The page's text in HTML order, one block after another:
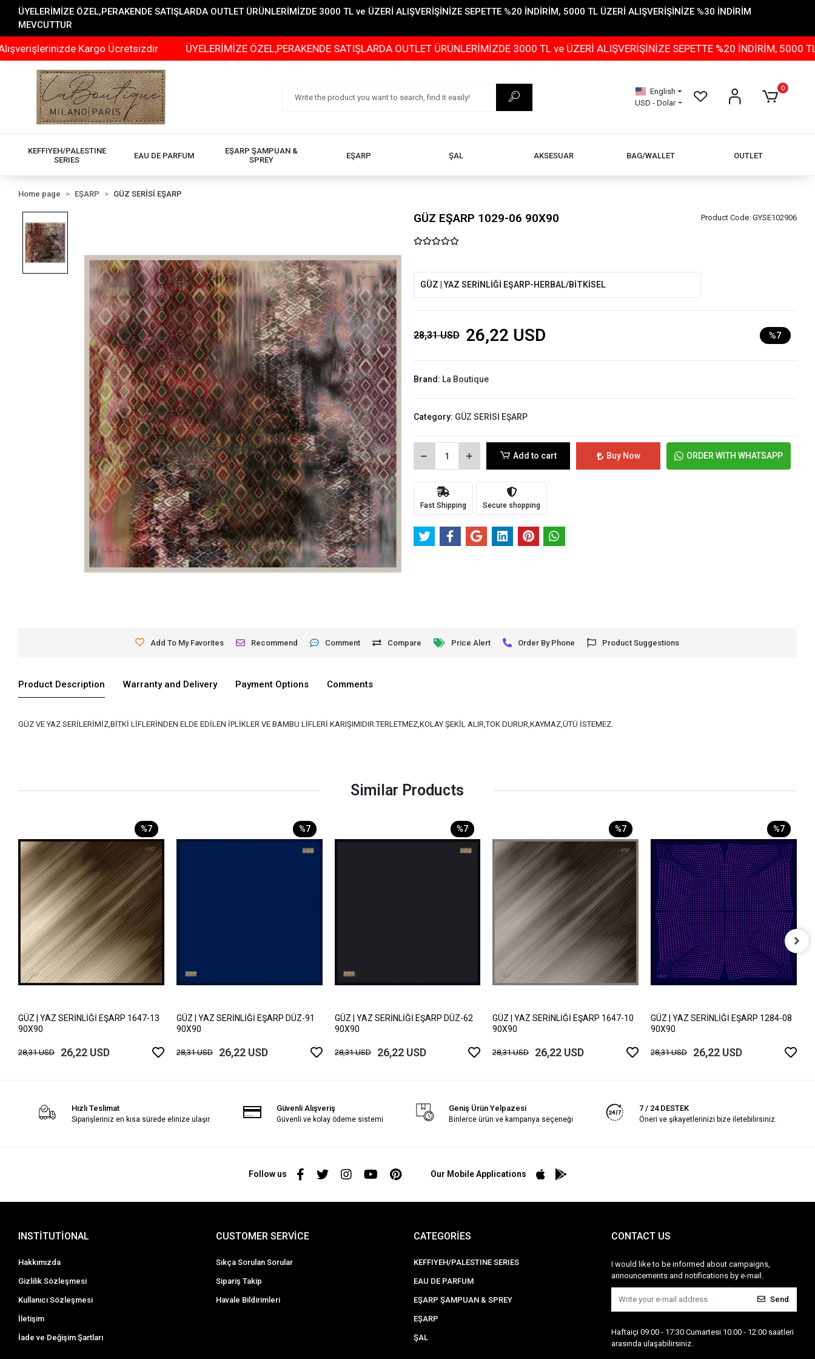
ÜYELERİMİZE ÖZEL,PERAKENDE SATIŞLARDA OUTLET ÜRÜNLERİMİZDE 3000 TL ve ÜZERİ ALIŞVERİŞİNİZE SEPETTE %20 İNDİRİM, 5000 TL ÜZERİ ALIŞVERİŞİNİZE %30 İNDİRİM
MEVCUTTUR
Kargo Ücretsizdir ÜYELERİMİZE ÖZEL,PERAKENDE SATIŞLARDA OUTLET ÜRÜNLERİMİZDE 3000 TL ve ÜZERİ ALIŞVERİŞİNİZE SEPETTE %20 İNDİRİM, 5000 TL
English
USD - Dolar
0
KEFFIYEH/PALESTINE
SERIES
EAU DE PARFUM
EŞARP ŞAMPUAN &
SPREY
EŞARP ŞAL AKSESUAR BAG/WALLET OUTLET
Home page EŞARP GÜZ SERİSİ EŞARP
GÜZ EŞARP 1029-06 90X90 Product Code: GYSE102906
GÜZ | YAZ SERİNLİĞİ EŞARP-HERBAL/BİTKİSEL
28,31 USD 26,22 USD %7
Brand: La Boutique
Category: GÜZ SERİSİ EŞARP
Add to cart Buy Now ORDER WITH WHATSAPP
Fast Shipping Secure shopping
Add To My Favorites Recommend Comment Compare Price Alert Order By Phone Product Suggestions
Product Description Warranty and Delivery Payment Options Comments
GÜZ VE YAZ SERİLERİMİZ,BİTKİ LİFLERİNDEN ELDE EDİLEN İPLİKLER VE BAMBU LİFLERİ KARIŞIMIDIR.TERLETMEZ,KOLAY ŞEKİL ALIR,TOK DURUR,KAYMAZ,ÜTÜ İSTEMEZ.
Similar Products
%7
GÜZ | YAZ SERİNLİĞİ EŞARP 1647-13
90X90
28,31 USD 26,22 USD
%7
GÜZ | YAZ SERİNLİĞİ EŞARP DÜZ-91
90X90
28,31 USD 26,22 USD
%7
GÜZ | YAZ SERİNLİĞİ EŞARP DÜZ-62
90X90
28,31 USD 26,22 USD
%7
GÜZ | YAZ SERİNLİĞİ EŞARP 1647-10
90X90
28,31 USD 26,22 USD
%7
GÜZ | YAZ SERİNLİĞİ EŞARP 1284-08
90X90
28,31 USD 26,22 USD
Hızlı Teslimat
Siparişleriniz en kısa sürede elinize ulaşır.
Güvenli Alışveriş
Güvenli ve kolay ödeme sistemi
Geniş Ürün Yelpazesi
Binlerce ürün ve kampanya seçeneği
7 / 24 DESTEK
Öneri ve şikayetlerinizi bize iletebilirsiniz.
Follow us Our Mobile Applications
INSTİTUTİONAL
Hakkımızda
Gizlilik Sözleşmesi
Kullanıcı Sözleşmesi
İletişim
İade ve Değişim Şartları
CUSTOMER SERVİCE
Sıkça Sorulan Sorular
Sipariş Takip
Havale Bildirimleri
CATEGORİES
KEFFIYEH/PALESTINE SERIES
EAU DE PARFUM
EŞARP ŞAMPUAN & SPREY
EŞARP
ŞAL
CONTACT US
I would like to be informed about campaigns,
announcements and notifications by e-mail.
Send
Haftaiçi 09:00 - 17:30 Cumartesi 10:00 - 12:00 saatleri
arasında ulaşabilirsiniz.